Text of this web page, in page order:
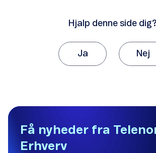
Sådan kan du betale din faktura
Betalingsservice
Hjalp denne side dig?
Ja Nej
Det var ikke det, jeg ledte efter.
Der er ikke nok eksempler.
Få nyheder fra
Erhverv